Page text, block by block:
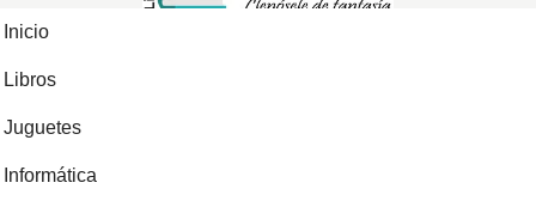
Inicio
Libros
Juguetes
Informática